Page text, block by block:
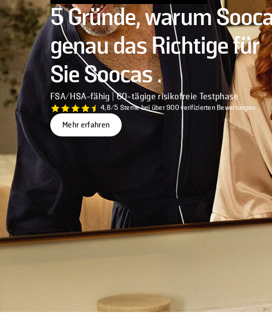
5 Gründe, warum
genau das Richtige für
Sie Soocas .
FSA/HSA-fähig | 60-tägige risikofreie Testphase
4,8/5 Sterne bei über 900 verifizierten Bewertungen.
Mehr erfahren